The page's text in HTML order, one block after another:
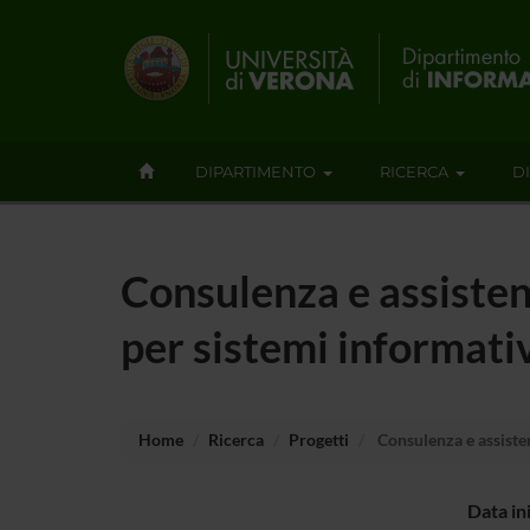
DIPARTIMENTO RICERCA
Consulenza e
per sistemi
Home Ricerca Progetti Consulenza e
Data